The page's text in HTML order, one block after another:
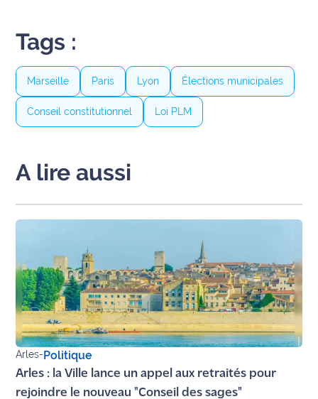
Transport
National
International
Défense
Municipales
2026
L'invité(e)
de la
rédaction
Coup de
coeur
Maritima
Fil
Tags :
Marseille Paris Lyon Élections municipales
Conseil constitutionnel Loi PLM
A lire aussi
Arles-Politique
Arles : la Ville lance un appel aux retraités pour
rejoindre le nouveau "Conseil des sages"